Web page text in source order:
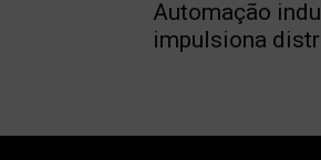
Automação
impulsiona